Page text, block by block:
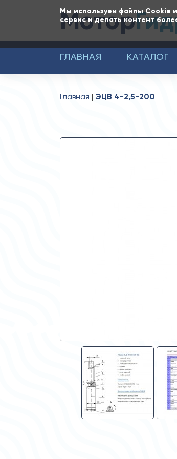
Мы используем файлы Cookie
сервис и делать контент
Мотор
ГЛАВНАЯ КАТАЛОГ
Главная ЭЦВ 4-2,5-200